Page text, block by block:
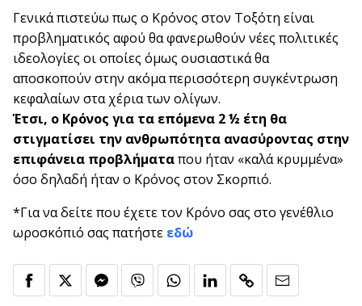
Γενικά πιστεύω πως ο Κρόνος στον Τοξότη είναι
προβληματικός αφού θα φανερωθούν νέες πολιτικές
ιδεολογίες οι οποίες όμως ουσιαστικά θα
αποσκοπούν στην ακόμα περισσότερη συγκέντρωση
κεφαλαίων στα χέρια των ολίγων.
Έτσι, ο Κρόνος για τα επόμενα 2 ½ έτη θα
στιγματίσει την ανθρωπότητα ανασύροντας στην
επιφάνεια προβλήματαπου ήταν «καλά κρυμμένα»
όσο δηλαδή ήταν ο Κρόνος στον Σκορπιό.
*Για να δείτε που έχετε τον Κρόνο σας στο γενέθλιο
ωροσκόπιό σας πατήστε εδώ